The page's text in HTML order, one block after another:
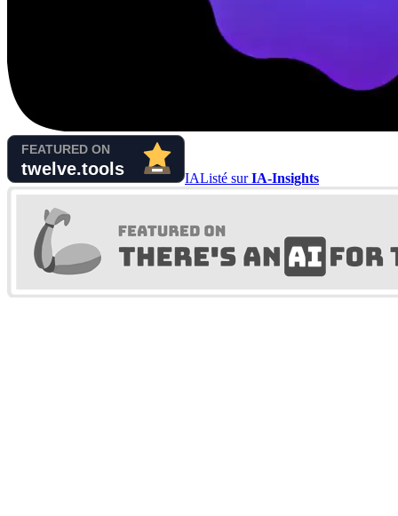
IAListé surIA-Insights